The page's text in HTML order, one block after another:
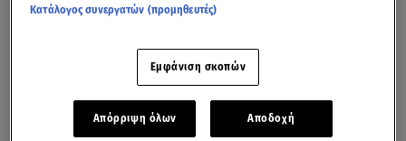
Κατάλογος συνεργατών (προμηθευτές)
Εμφάνιση σκοπών
Απόρριψη όλων Αποδοχή